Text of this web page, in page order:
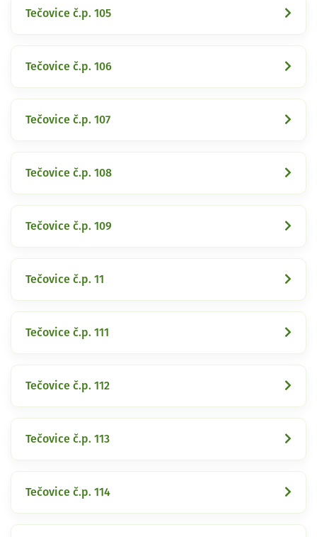
Tečovice č.p. 105
Tečovice č.p. 106
Tečovice č.p. 107
Tečovice č.p. 108
Tečovice č.p. 109
Tečovice č.p. 11
Tečovice č.p. 111
Tečovice č.p. 112
Tečovice č.p. 113
Tečovice č.p. 114